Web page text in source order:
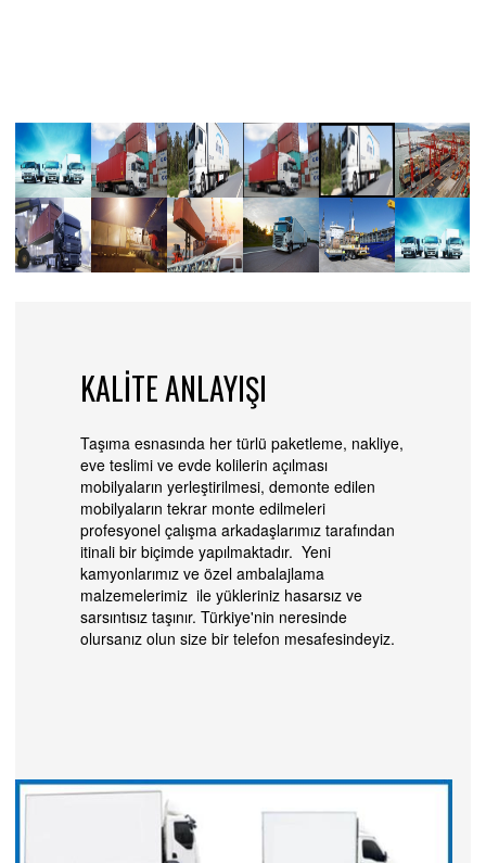
KALİTE ANLAYIŞI
Taşıma esnasında her türlü paketleme, nakliye,
eve teslimi ve evde kolilerin açılması
mobilyaların yerleştirilmesi, demonte edilen
mobilyaların tekrar monte edilmeleri
profesyonel çalışma arkadaşlarımız tarafından
itinali bir biçimde yapılmaktadır. Yeni
kamyonlarımız ve özel ambalajlama
malzemelerimiz ile yükleriniz hasarsız ve
sarsıntısız taşınır. Türkiye'nin neresinde
olursanız olun size bir telefon mesafesindeyiz.